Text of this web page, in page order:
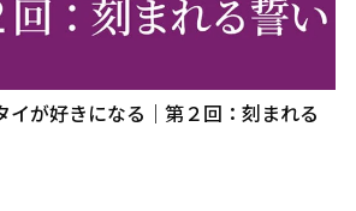
イが好きになる｜第２回：刻まれる